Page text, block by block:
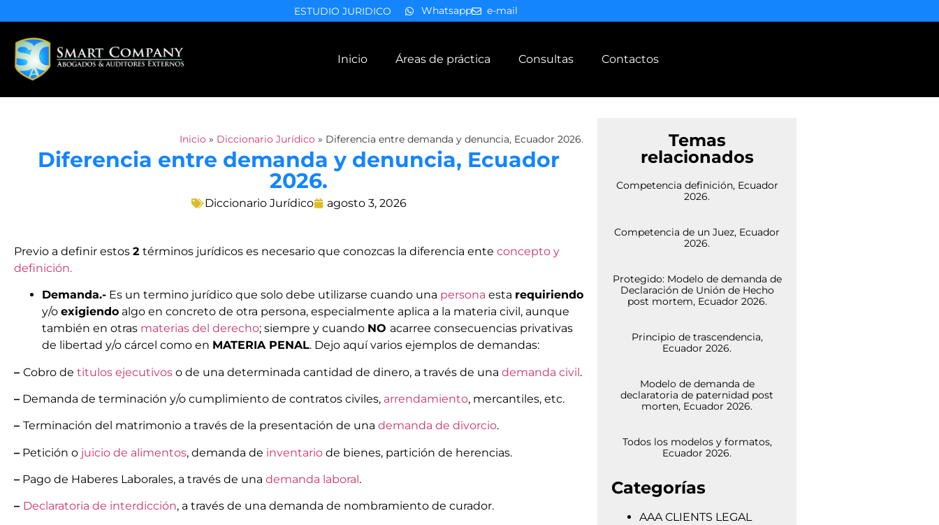
ESTUDIO JURIDICO Whatsapp e-mail
Inicio Áreas de práctica Consultas Contactos
Inicio » Diccionario Jurídico » Diferencia entre demanda y denuncia, Ecuador 2026.
Diferencia entre demanda y denuncia, Ecuador
2026.
Diccionario Jurídico agosto 3, 2026
Previo a definir estos 2 términos jurídicos es necesario que conozcas la diferencia ente concepto y
definición.
Demanda.- Es un termino jurídico que solo debe utilizarse cuando una persona esta requiriendo
y/o exigiendo algo en concreto de otra persona, especialmente aplica a la materia civil, aunque
también en otras materias del derecho; siempre y cuando NO acarree consecuencias privativas
de libertad y/o cárcel como en MATERIA PENAL. Dejo aquí varios ejemplos de demandas:
– Cobro de titulos ejecutivos o de una determinada cantidad de dinero, a través de una demanda civil.
– Demanda de terminación y/o cumplimiento de contratos civiles, arrendamiento, mercantiles, etc.
– Terminación del matrimonio a través de la presentación de una demanda de divorcio.
– Petición o juicio de alimentos, demanda de inventario de bienes, partición de herencias.
– Pago de Haberes Laborales, a través de una demanda laboral.
– Declaratoria de interdicción, a través de una demanda de nombramiento de curador.
Temas
relacionados
Competencia definición, Ecuador
2026.
Competencia de un Juez, Ecuador
2026.
Protegido: Modelo de demanda de
Declaración de Unión de Hecho
post mortem, Ecuador 2026.
Principio de trascendencia,
Ecuador 2026.
Modelo de demanda de
declaratoria de paternidad post
morten, Ecuador 2026.
Todos los modelos y formatos,
Ecuador 2026.
Categorías
AAA CLIENTS LEGAL